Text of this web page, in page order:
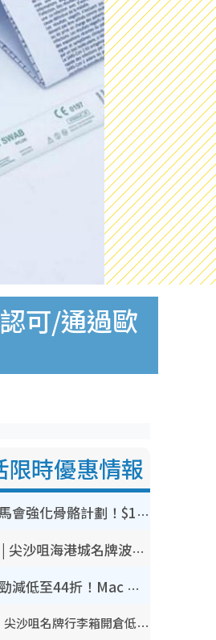
可/通過歐
限時優惠情報
港大推賽馬會強化骨骼計劃！$100骨質密度X光檢查 完成免費運動訓練送超市禮券！附參加資格
開倉優惠 | 尖沙咀海港城名牌波鞋開倉低至1折！On鞋$899起／Joy&Peace鞋履$98起
豐澤優惠勁減低至44折！Mac mini/iPhone17Pro大減價！廚房家電$220起
開倉優惠｜尖沙咀名牌行李箱開倉低至4折！一連5日 American Tourister/ace./Hallmark $200起！